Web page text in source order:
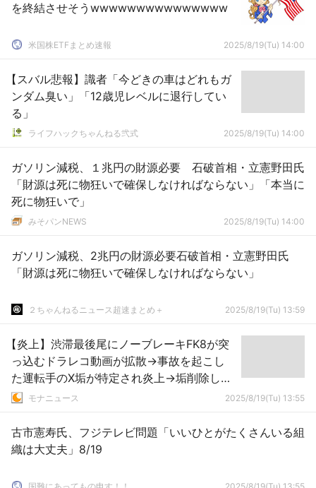
を終結させそうwwwwwwwwwwwwwww
米国株ETFまとめ速報 2025/8/19(Tu) 14:00
【スバル悲報】識者「今どきの車はどれもガ
ンダム臭い」「12歳児レベルに退行してい
る」
ライフハックちゃんねる弐式 2025/8/19(Tu) 14:00
ガソリン減税、１兆円の財源必要 石破首相・立憲野田氏
「財源は死に物狂いで確保しなければならない」「本当に
死に物狂いで」
みそパンNEWS 2025/8/19(Tu) 14:00
ガソリン減税、2兆円の財源必要石破首相・立憲野田氏
「財源は死に物狂いで確保しなければならない」
２ちゃんねるニュース超速まとめ＋ 2025/8/19(Tu) 13:59
【炎上】渋滞最後尾にノーブレーキFK8が突
っ込むドラレコ動画が拡散→事故を起こし
た運転手のX垢が特定され炎上→垢削除して
逃亡ｗｗｗｗｗ
モナニュース 2025/8/19(Tu) 13:55
古市憲寿氏、フジテレビ問題「いいひとがたくさんいる組
織は大丈夫」8/19